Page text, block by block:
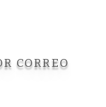
CORREO